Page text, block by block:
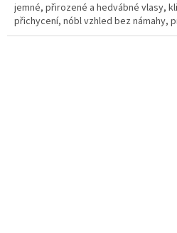
jemné, přirozené a hedvábné vlasy,
přichycení, nóbl vzhled bez námahy,